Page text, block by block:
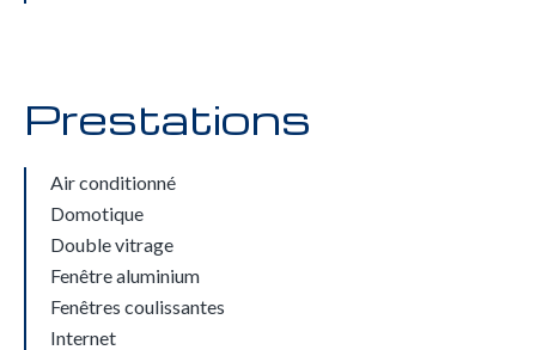
Prestations
Air conditionné
Domotique
Double vitrage
Fenêtre aluminium
Fenêtres coulissantes
Internet